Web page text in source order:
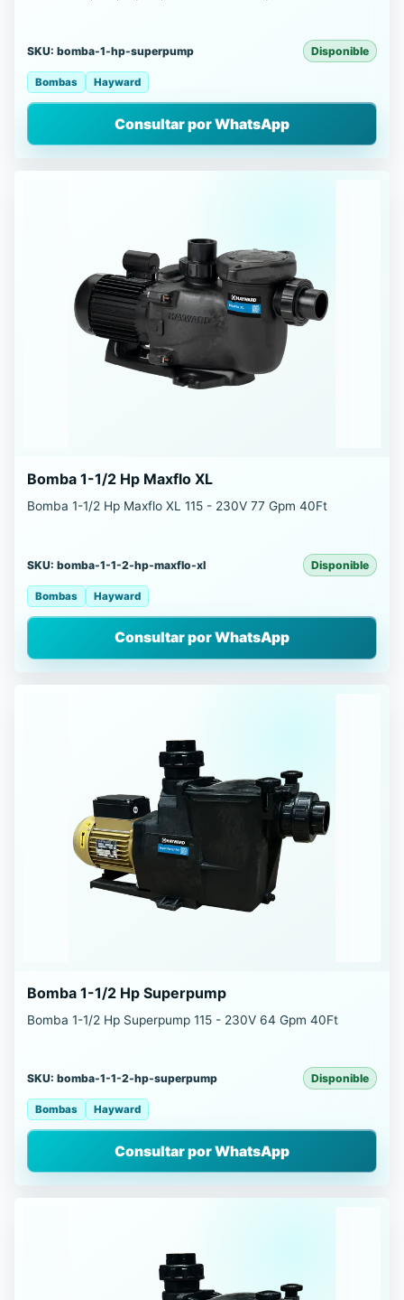
SKU: bomba-1-hp-superpump Disponible
Bombas Hayward
Consultar por WhatsApp
Bomba 1-1/2 Hp Maxflo XL
Bomba 1-1/2 Hp Maxflo XL 115 - 230V 77 Gpm 40Ft
SKU: bomba-1-1-2-hp-maxflo-xl Disponible
Bombas Hayward
Consultar por WhatsApp
Bomba 1-1/2 Hp Superpump
Bomba 1-1/2 Hp Superpump 115 - 230V 64 Gpm 40Ft
SKU: bomba-1-1-2-hp-superpump Disponible
Bombas Hayward
Consultar por WhatsApp